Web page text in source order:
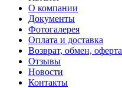
О компании
Документы
Фотогалерея
Оплата и доставка
Возврат, обмен, оферта
Отзывы
Новости
Контакты